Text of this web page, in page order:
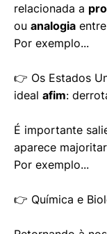
relacionada a
ou analogia
Por exemplo...
👉 Os Estados
ideal afim:
É importante
aparece
Por exemplo...
👉 Química e